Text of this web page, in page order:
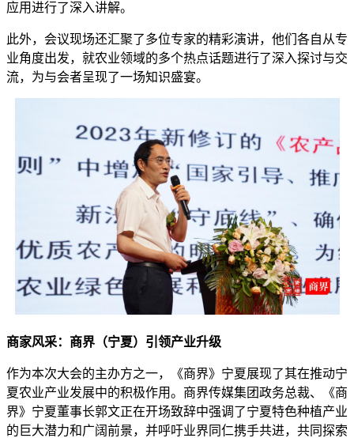
应用进行了深入讲解。
此外，会议现场还汇聚了多位专家的精彩演讲，他们各自从专
业角度出发，就农业领域的多个热点话题进行了深入探讨与交
流，为与会者呈现了一场知识盛宴。
商家风采：商界（宁夏）引领产业升级
作为本次大会的主办方之一，《商界》宁夏展现了其在推动宁
夏农业产业发展中的积极作用。商界传媒集团政务总裁、《商
界》宁夏董事长郭文正在开场致辞中强调了宁夏特色种植产业
的巨大潜力和广阔前景，并呼吁业界同仁携手共进，共同探索